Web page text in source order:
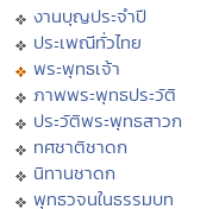
งานบุญประจำปี
ประเพณีทั่วไทย
พระพุทธเจ้า
ภาพพระพุทธประวัติ
ประวัติพระพุทธสาวก
ทศชาติชาดก
นิทานชาดก
พุทธวจนในธรรมบท